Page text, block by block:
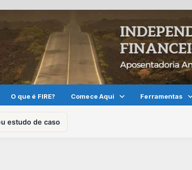
O que é FIRE? Comece Aqui Ferramentas
estudo de caso